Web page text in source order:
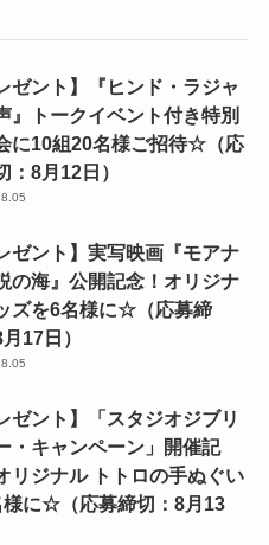
ゼント】『ヒンド・ラジャ
』トークイベント付き特別
に10組20名様ご招待☆（応
：8月12日）
ゼント】実写映画『モアナ
の海』公開記念！オリジナ
ズを6名様に☆（応募締
17日）
ゼント】「スタジオジブリ
・キャンペーン」開催記
リジナル トトロの手ぬぐい
様に☆（応募締切：8月13